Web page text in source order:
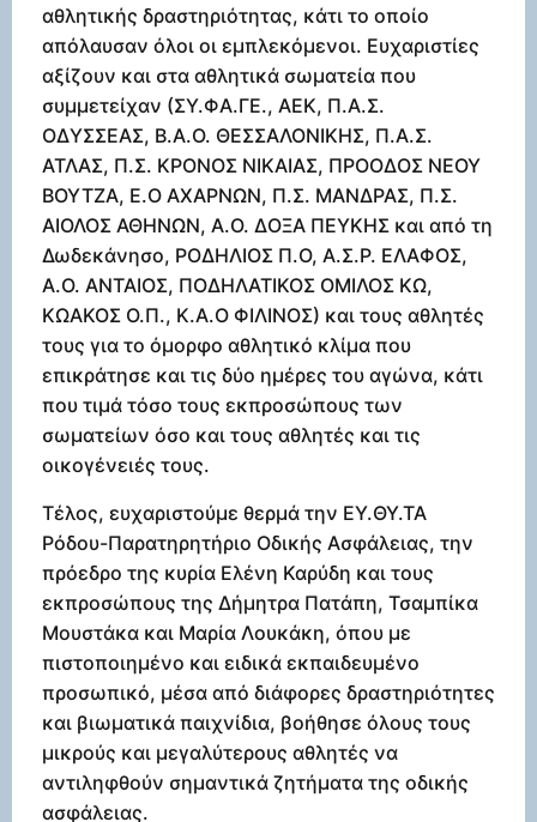
αθλητικής δραστηριότητας, κάτι το οποίο
απόλαυσαν όλοι οι εμπλεκόμενοι. Ευχαριστίες
αξίζουν και στα αθλητικά σωματεία που
συμμετείχαν (ΣΥ.ΦΑ.ΓΕ., ΑΕΚ, Π.Α.Σ.
ΟΔΥΣΣΕΑΣ, Β.Α.Ο. ΘΕΣΣΑΛΟΝΙΚΗΣ, Π.Α.Σ.
ΑΤΛΑΣ, Π.Σ. ΚΡΟΝΟΣ ΝΙΚΑΙΑΣ, ΠΡΟΟΔΟΣ ΝΕΟΥ
ΒΟΥΤΖΑ, Ε.Ο ΑΧΑΡΝΩΝ, Π.Σ. ΜΑΝΔΡΑΣ, Π.Σ.
ΑΙΟΛΟΣ ΑΘΗΝΩΝ, Α.Ο. ΔΟΞΑ ΠΕΥΚΗΣ και από τη
Δωδεκάνησο, ΡΟΔΗΛΙΟΣ Π.Ο, Α.Σ.Ρ. ΕΛΑΦΟΣ,
Α.Ο. ΑΝΤΑΙΟΣ, ΠΟΔΗΛΑΤΙΚΟΣ ΟΜΙΛΟΣ ΚΩ,
ΚΩΑΚΟΣ Ο.Π., Κ.Α.Ο ΦΙΛΙΝΟΣ) και τους αθλητές
τους για το όμορφο αθλητικό κλίμα που
επικράτησε και τις δύο ημέρες του αγώνα, κάτι
που τιμά τόσο τους εκπροσώπους των
σωματείων όσο και τους αθλητές και τις
οικογένειές τους.
Τέλος, ευχαριστούμε θερμά την ΕΥ.ΘΥ.ΤΑ
Ρόδου-Παρατηρητήριο Οδικής Ασφάλειας, την
πρόεδρο της κυρία Ελένη Καρύδη και τους
εκπροσώπους της Δήμητρα Πατάπη, Τσαμπίκα
Μουστάκα και Μαρία Λουκάκη, όπου με
πιστοποιημένο και ειδικά εκπαιδευμένο
προσωπικό, μέσα από διάφορες δραστηριότητες
και βιωματικά παιχνίδια, βοήθησε όλους τους
μικρούς και μεγαλύτερους αθλητές να
αντιληφθούν σημαντικά ζητήματα της οδικής
ασφάλειας.